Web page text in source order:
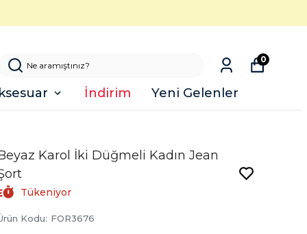
İndirim Yeni Gelenler
0
Karol İki Düğmeli Kadın Jean
Tükeniyor
Kodu: FOR3676